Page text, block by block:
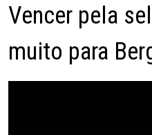
Vencer pela
muito para